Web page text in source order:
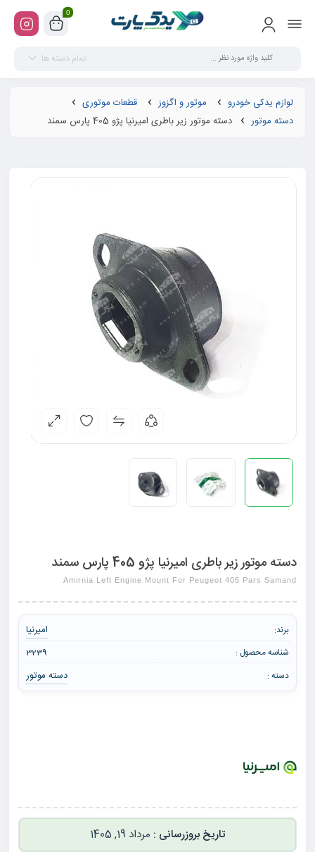
0
تمام دسته ها
لوازم یدکی خودرو موتور و اگزوز
قطعات موتوری
دسته موتور
دسته موتور زیر باطری امیرنیا پژو 405 پارس سمند
دسته موتور زیر باطری امیرنیا پژو 405 پارس سمند
Amirnia Left Engine Mount For Peugeot 405 Pars Samand
برند: امیرنیا
شناسه محصول :
3239
دسته :
دسته موتور
مرداد 19, 1405